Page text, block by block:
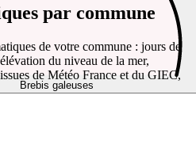
Brebis galeuses
par commune
de votre commune : jours de
du niveau de la mer,
de Météo France et du GIEC,